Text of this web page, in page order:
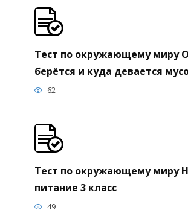
Тест по окружающему миру
берётся и куда девается
62
Тест по окружающему миру
питание 3 класс
49